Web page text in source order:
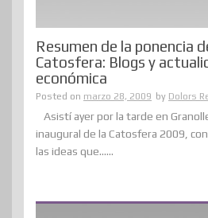
Resumen de la ponencia
Catosfera: Blogs y
económica
Posted on marzo 28, 2009 by Dolors
Asistí ayer por la tarde en
inaugural de la Catosfera 2009,
las ideas que......